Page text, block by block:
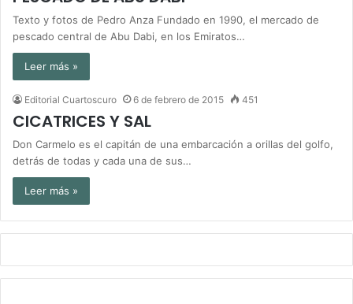
Texto y fotos de Pedro Anza Fundado en 1990, el mercado de
pescado central de Abu Dabi, en los Emiratos…
Leer más »
Editorial Cuartoscuro 6 de febrero de 2015 451
CICATRICES Y SAL
Don Carmelo es el capitán de una embarcación a orillas del golfo,
detrás de todas y cada una de sus…
Leer más »